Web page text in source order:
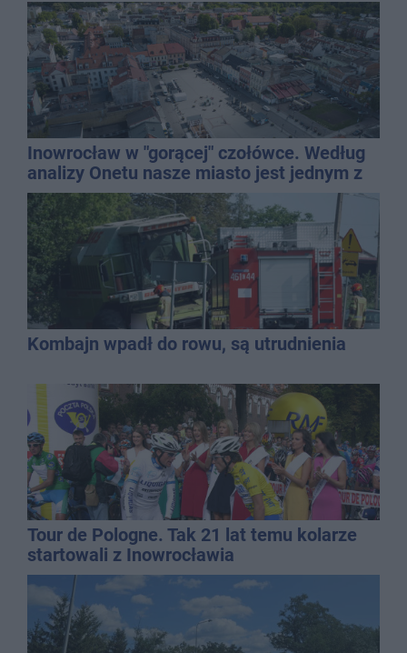
Inowrocław w "gorącej" czołówce. Według
analizy Onetu nasze miasto jest jednym z
najbardziej narażonych na upały
Kombajn wpadł do rowu, są utrudnienia
Tour de Pologne. Tak 21 lat temu kolarze
startowali z Inowrocławia